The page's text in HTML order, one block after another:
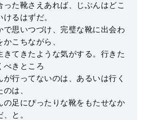
った靴さえあれば、じぶんはどこ
るはずだ。
で思いつづけ、完璧な靴に出会わ
こちながら、
きてきたような気がする。行きた
べきところ
が行ってないのは、あるいは行く
は、
の足にぴったりな靴をもたせなか
と。